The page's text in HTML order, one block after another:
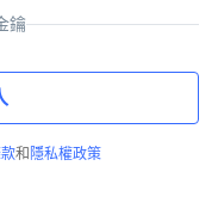
鑰
和 隱私權政策